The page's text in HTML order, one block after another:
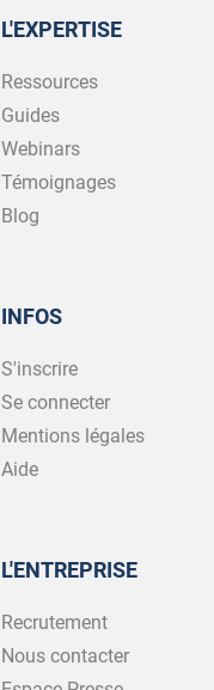
L'EXPERTISE
Ressources
Guides
Webinars
Témoignages
Blog
INFOS
S'inscrire
Se connecter
Mentions légales
Aide
L'ENTREPRISE
Recrutement
Nous contacter